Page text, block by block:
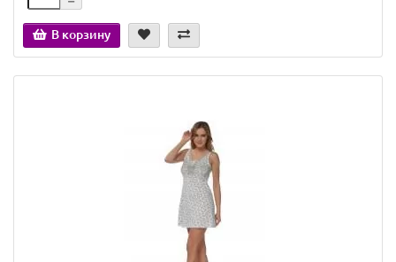
В корзину